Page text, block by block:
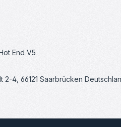
End V5
2-4, 66121 Saarbrücken